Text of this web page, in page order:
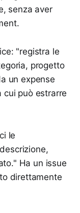
senza aver
"registra le
progetto
un expense
cui può estrarre
le
Ha un issue
direttamente